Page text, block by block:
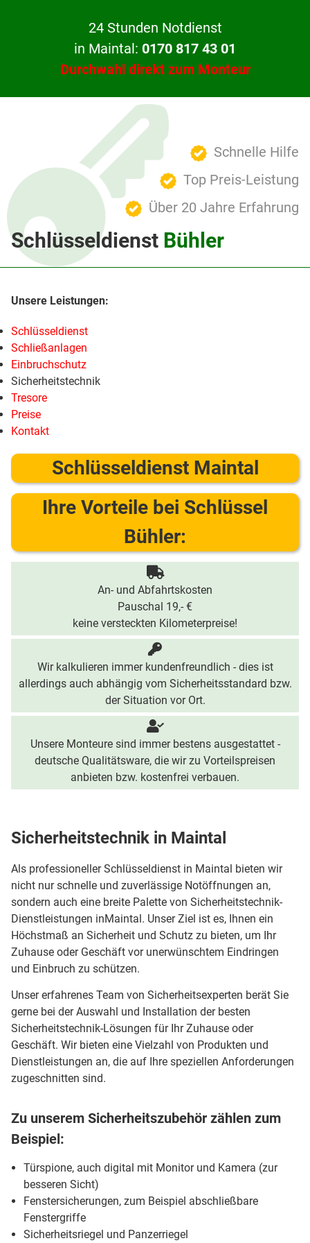
24 Stunden Notdienst
in Maintal: 0170 817 43 01
Durchwahl direkt zum Monteur
Schnelle Hilfe
Top Preis-Leistung
Über 20 Jahre Erfahrung
Schlüsseldienst Bühler
Schlüsseldienst
Schließanlagen
Einbruchschutz
Sicherheitstechnik
Tresore
Preise
Kontakt
Schlüsseldienst Maintal
Ihre Vorteile bei Schlüssel
Bühler:
An- und Abfahrtskosten
Pauschal 19,- €
keine versteckten Kilometerpreise!
Wir kalkulieren immer kundenfreundlich - dies ist
allerdings auch abhängig vom Sicherheitsstandard bzw.
der Situation vor Ort.
Unsere Monteure sind immer bestens ausgestattet -
deutsche Qualitätsware, die wir zu Vorteilspreisen
anbieten bzw. kostenfrei verbauen.
Sicherheitstechnik in Maintal
Als professioneller Schlüsseldienst in Maintal bieten wir
nicht nur schnelle und zuverlässige Notöffnungen an,
sondern auch eine breite Palette von Sicherheitstechnik-
Dienstleistungen inMaintal. Unser Ziel ist es, Ihnen ein
Höchstmaß an Sicherheit und Schutz zu bieten, um Ihr
Zuhause oder Geschäft vor unerwünschtem Eindringen
und Einbruch zu schützen.
Unser erfahrenes Team von Sicherheitsexperten berät Sie
gerne bei der Auswahl und Installation der besten
Sicherheitstechnik-Lösungen für Ihr Zuhause oder
Geschäft. Wir bieten eine Vielzahl von Produkten und
Dienstleistungen an, die auf Ihre speziellen Anforderungen
zugeschnitten sind.
Zu unserem Sicherheitszubehör zählen zum
Beispiel:
Türspione, auch digital mit Monitor und Kamera (zur
besseren Sicht)
Fenstersicherungen, zum Beispiel abschließbare
Fenstergriffe
Sicherheitsriegel und Panzerriegel